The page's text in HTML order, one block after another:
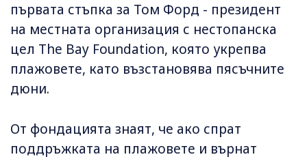
първата стъпка за Том Форд - президент
на местната организация с нестопанска
цел The Bay Foundation, която укрепва
плажовете, като възстановява пясъчните
дюни.
От фондацията знаят, че ако спрат
поддръжката на плажовете и върнат